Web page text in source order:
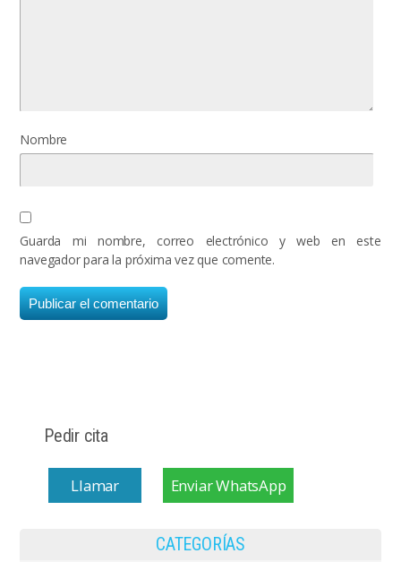
Nombre
Guarda mi nombre, correo electrónico y web en este
navegador para la próxima vez que comente.
Pedir cita
Llamar Enviar WhatsApp
CATEGORÍAS